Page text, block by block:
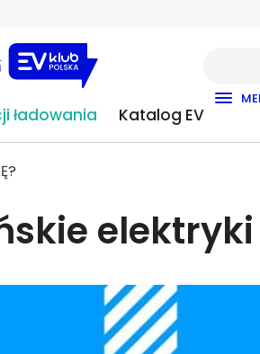
ładowania Katalog EV
elektryki